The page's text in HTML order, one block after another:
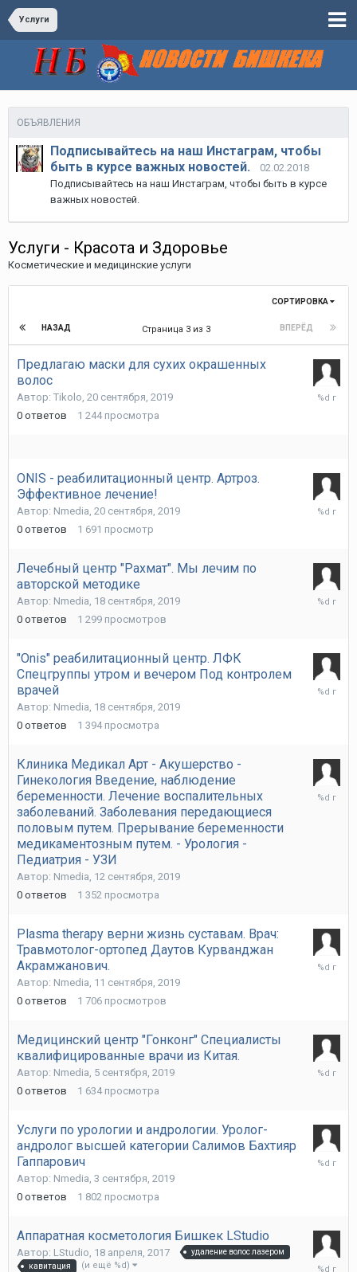
Услуги
ОБЪЯВЛЕНИЯ
Подписывайтесь на наш Инстаграм, чтобы
быть в курсе важных новостей.
02.02.2018
Подписывайтесь на наш Инстаграм, чтобы быть в курсе
важных новостей.
Услуги - Красота и Здоровье
Косметические и медицинские услуги
СОРТИРОВКА
НАЗАД ВПЕРЁД
Страница 3 из 3
Предлагаю маски для сухих окрашенных
волос
Автор: Tikolo, 20 сентября, 2019
0 ответов 1 244 просмотра
20
ONIS - реабилитационный центр. Артроз.
Эффективное лечение!
Автор: Nmedia, 20 сентября, 2019
0 ответов 1 691 просмотр
20
Лечебный центр "Рахмат". Мы лечим по
авторской методике
Автор: Nmedia, 18 сентября, 2019
0 ответов 1 299 просмотров
18
"Onis" реабилитационный центр. ЛФК
Спецгруппы утром и вечером Под контролем
врачей
Автор: Nmedia, 18 сентября, 2019
0 ответов 1 394 просмотра
18
Клиника Медикал Арт - Акушерство -
Гинекология Введение, наблюдение
беременности. Лечение воспалительных
заболеваний. Заболевания передающиеся
половым путем. Прерывание беременности
медикаментозным путем. - Урология -
Педиатрия - УЗИ
Автор: Nmedia, 12 сентября, 2019
0 ответов 1 352 просмотра
12
Plasma therapy верни жизнь суставам. Врач:
Травмотолог-ортопед Даутов Курванджан
Акрамжанович.
Автор: Nmedia, 11 сентября, 2019
0 ответов 1 706 просмотров
11
Медицинский центр "Гонконг" Специалисты
квалифицированные врачи из Китая.
Автор: Nmedia, 5 сентября, 2019
0 ответов 1 634 просмотра
5
Услуги по урологии и андрологии. Уролог-
андролог высшей категории Салимов Бахтияр
Гаппарович
Автор: Nmedia, 3 сентября, 2019
0 ответов 1 802 просмотра
3
Аппаратная косметология Бишкек LStudio
Автор: LStudio, 18 апреля, 2017
удаление волос лазером
кавитация
(и ещё %d)
18